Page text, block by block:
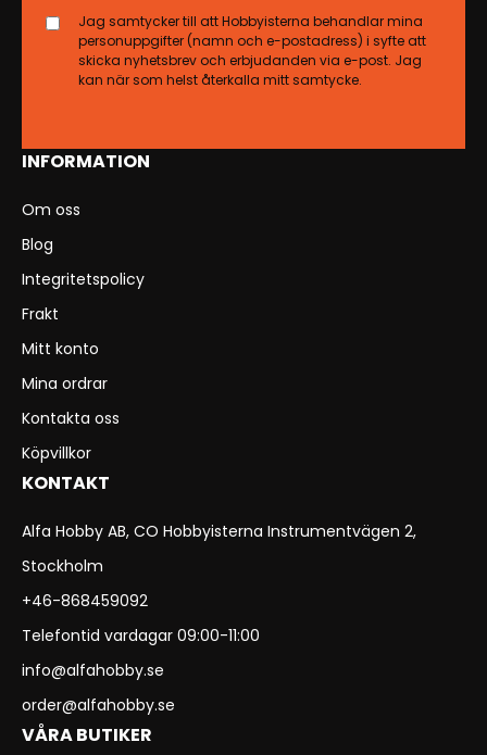
INFORMATION
Om oss
Blog
Integritetspolicy
Frakt
Mitt konto
Mina ordrar
Kontakta oss
Köpvillkor
KONTAKT
Alfa Hobby AB, CO Hobbyisterna Instrumentvägen 2,
Stockholm
+46-868459092
Telefontid vardagar 09:00-11:00
info@alfahobby.se
order@alfahobby.se
VÅRA BUTIKER
Jag samtycker till att Hobbyisterna behandlar mina
personuppgifter (namn och e-postadress) i syfte att
skicka nyhetsbrev och erbjudanden via e-post. Jag
kan när som helst återkalla mitt samtycke.